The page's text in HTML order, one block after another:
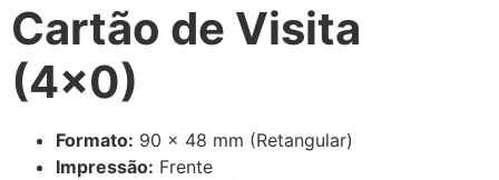
Cartão de Visita
(4×0)
Formato: 90 x 48 mm (Retangular)
Impressão: Frente